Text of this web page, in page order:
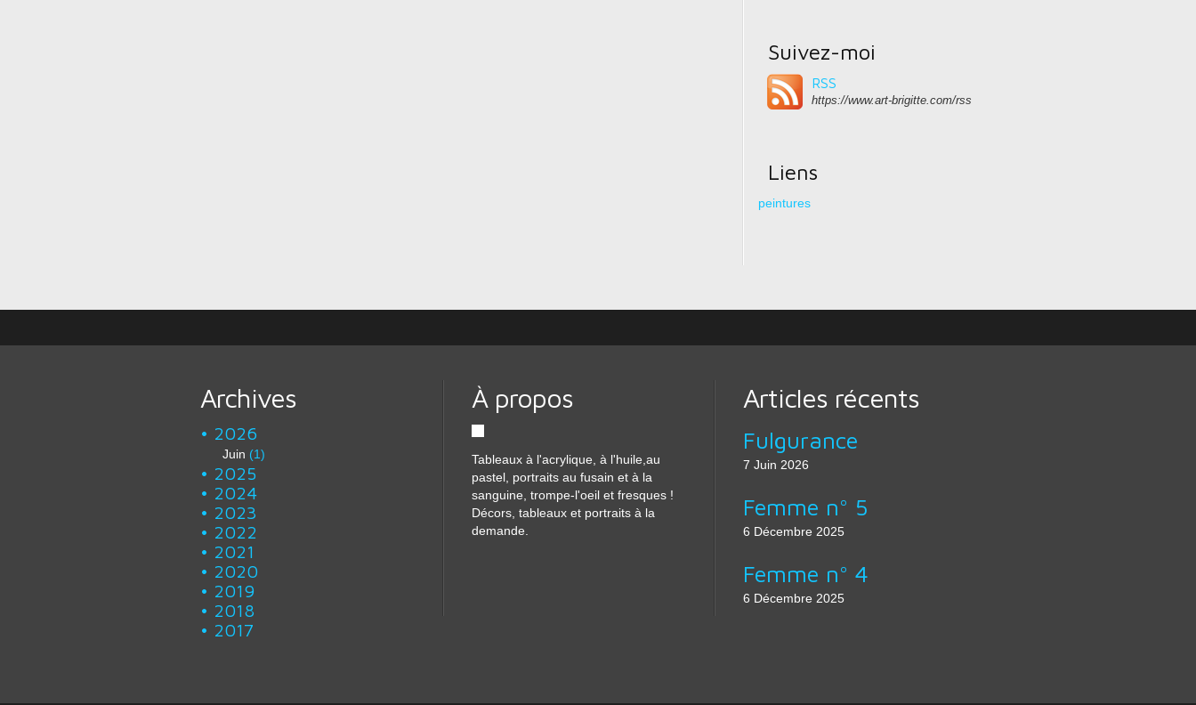
Suivez-moi
RSS
https://www.art-brigitte.com/rss
Liens
peintures
Archives
2026
Juin (1)
2025
2024
2023
2022
2021
2020
2019
2018
2017
À propos
Tableaux à l'acrylique, à l'huile,au
pastel, portraits au fusain et à la
sanguine, trompe-l'oeil et fresques !
Décors, tableaux et portraits à la
demande.
Articles récents
Fulgurance
7 Juin 2026
Femme n° 5
6 Décembre 2025
Femme n° 4
6 Décembre 2025